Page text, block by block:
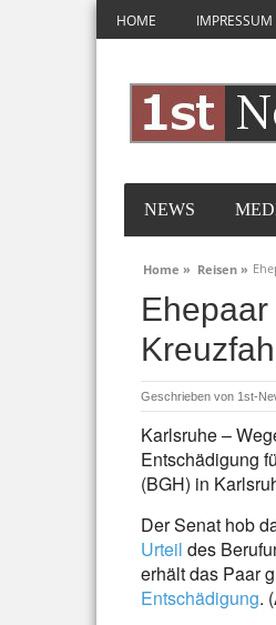
HOME IMPRESSUM
NEWS
Home » Reisen »
Geschrieben von 1st-
Karlsruhe –
Entschädigung
(BGH) in
Der Senat hob
Urteil des
erhält das Paar
Entschädigung.